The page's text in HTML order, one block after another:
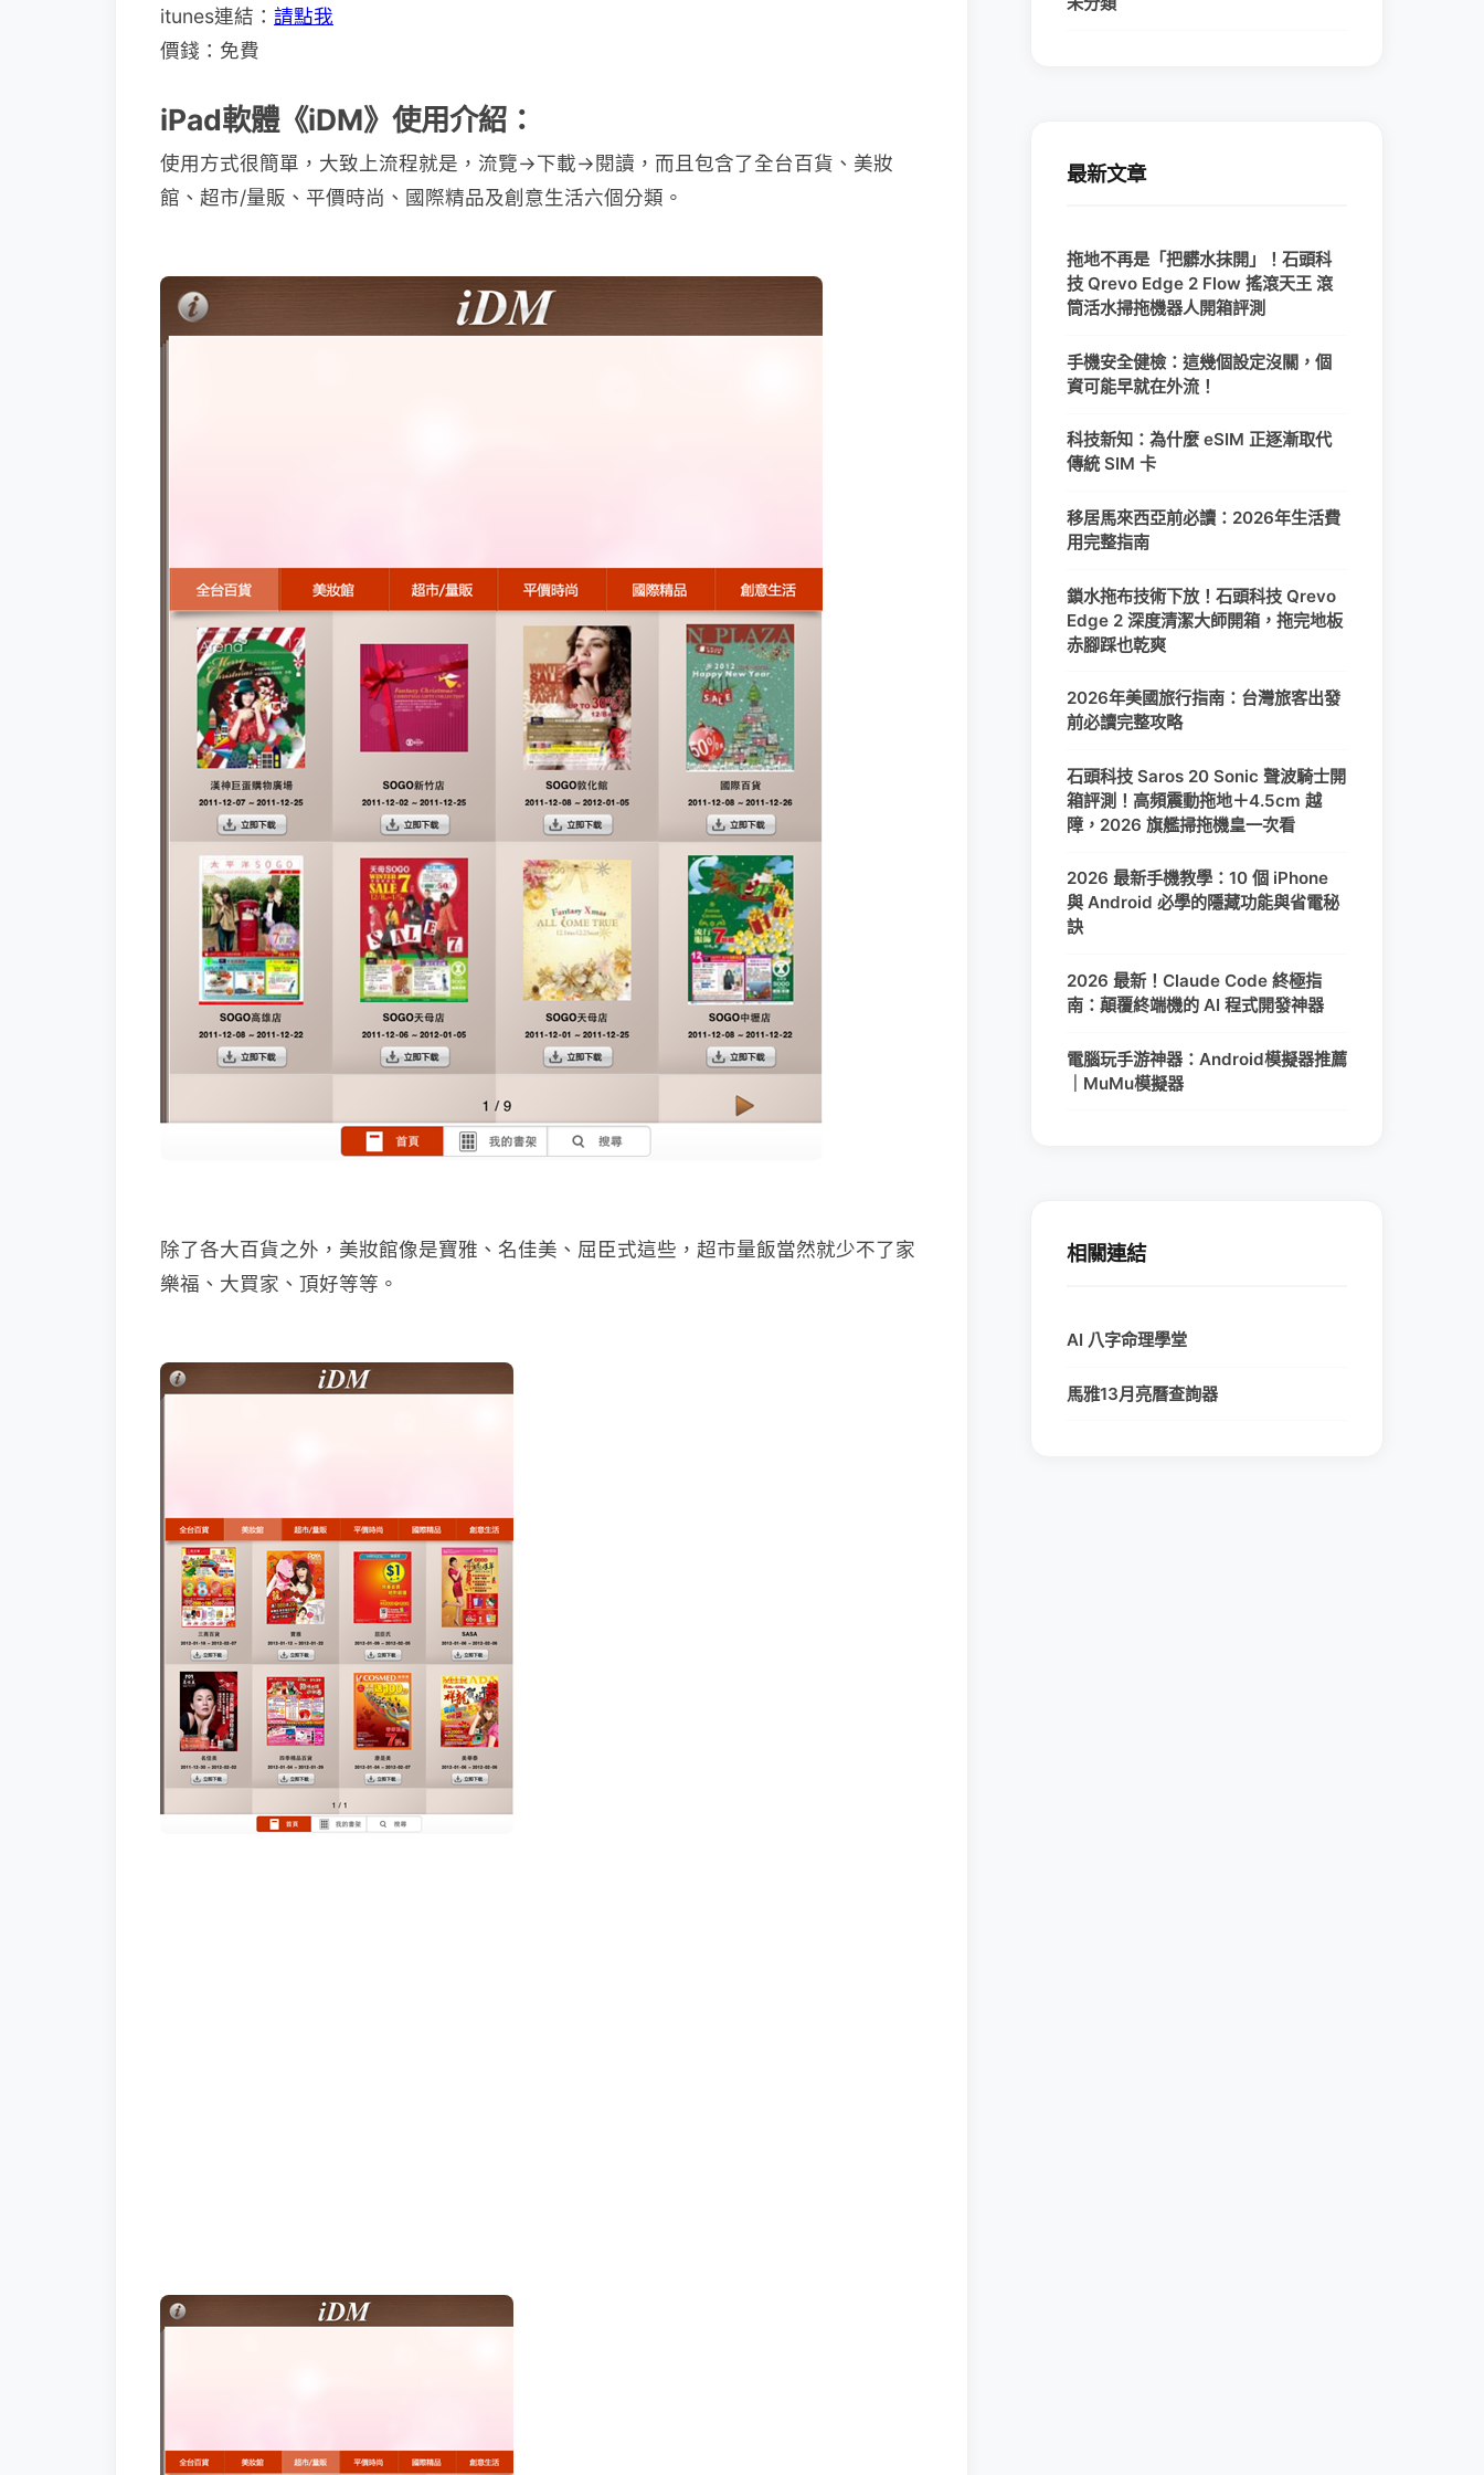
itunes連結： 請點我
價錢：免費
iPad軟體《iDM》使用介紹：
使用方式很簡單，大致上流程就是，流覽→下載→閱讀，而且包含了全台百貨、美妝
館、超市/量販、平價時尚、國際精品及創意生活六個分類。
除了各大百貨之外，美妝館像是寶雅、名佳美、屈臣式這些，超市量飯當然就少不了家
樂福、大買家、頂好等等。
最新文章
拖地不再是「把髒水抹開」！石頭科
技 Qrevo Edge 2 Flow 搖滾天王 滾
筒活水掃拖機器人開箱評測
手機安全健檢：這幾個設定沒關，個
資可能早就在外流！
科技新知：為什麼 eSIM 正逐漸取代
傳統 SIM 卡
移居馬來西亞前必讀：2026年生活費
用完整指南
鎖水拖布技術下放！石頭科技 Qrevo
Edge 2 深度清潔大師開箱，拖完地板
赤腳踩也乾爽
2026年美國旅行指南：台灣旅客出發
前必讀完整攻略
石頭科技 Saros 20 Sonic 聲波騎士開
箱評測！高頻震動拖地＋4.5cm 越
障，2026 旗艦掃拖機皇一次看
2026 最新手機教學：10 個 iPhone
與 Android 必學的隱藏功能與省電秘
訣
2026 最新！Claude Code 終極指
南：顛覆終端機的 AI 程式開發神器
電腦玩手游神器：Android模擬器推薦
｜MuMu模擬器
相關連結
AI 八字命理學堂
馬雅13月亮曆查詢器